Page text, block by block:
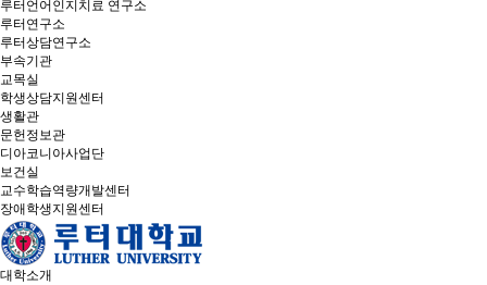
루터언어인지치료 연구소
루터연구소
루터상담연구소
부속기관
교목실
학생상담지원센터
생활관
문헌정보관
디아코니아사업단
보건실
교수학습역량개발센터
장애학생지원센터
대학소개